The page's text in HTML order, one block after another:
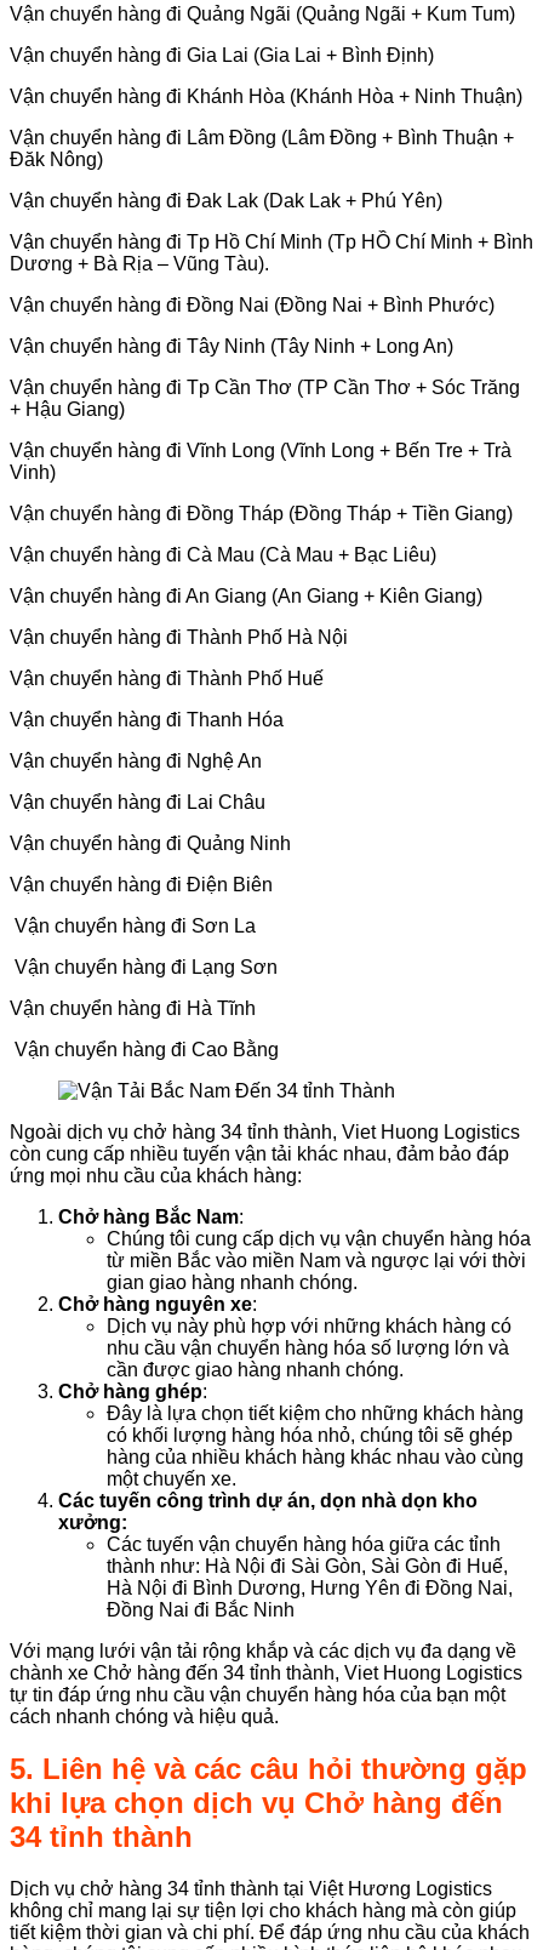
Vận chuyển hàng đi Quảng Ngãi (Quảng Ngãi + Kum Tum)
Vận chuyển hàng đi Gia Lai (Gia Lai + Bình Định)
Vận chuyển hàng đi Khánh Hòa (Khánh Hòa + Ninh Thuận)
Vận chuyển hàng đi Lâm Đồng (Lâm Đồng + Bình Thuận +
Đăk Nông)
Vận chuyển hàng đi Đak Lak (Dak Lak + Phú Yên)
Vận chuyển hàng đi Tp Hồ Chí Minh (Tp HỒ Chí Minh + Bình
Dương + Bà Rịa – Vũng Tàu).
Vận chuyển hàng đi Đồng Nai (Đồng Nai + Bình Phước)
Vận chuyển hàng đi Tây Ninh (Tây Ninh + Long An)
Vận chuyển hàng đi Tp Cần Thơ (TP Cần Thơ + Sóc Trăng
+ Hậu Giang)
Vận chuyển hàng đi Vĩnh Long (Vĩnh Long + Bến Tre + Trà
Vinh)
Vận chuyển hàng đi Đồng Tháp (Đồng Tháp + Tiền Giang)
Vận chuyển hàng đi Cà Mau (Cà Mau + Bạc Liêu)
Vận chuyển hàng đi An Giang (An Giang + Kiên Giang)
Vận chuyển hàng đi Thành Phố Hà Nội
Vận chuyển hàng đi Thành Phố Huế
Vận chuyển hàng đi Thanh Hóa
Vận chuyển hàng đi Nghệ An
Vận chuyển hàng đi Lai Châu
Vận chuyển hàng đi Quảng Ninh
Vận chuyển hàng đi Điện Biên
Vận chuyển hàng đi Sơn La
Vận chuyển hàng đi Lạng Sơn
Vận chuyển hàng đi Hà Tĩnh
Vận chuyển hàng đi Cao Bằng
Ngoài dịch vụ chở hàng 34 tỉnh thành, Viet Huong Logistics
còn cung cấp nhiều tuyến vận tải khác nhau, đảm bảo đáp
ứng mọi nhu cầu của khách hàng:
Chở hàng Bắc Nam:
Chúng tôi cung cấp dịch vụ vận chuyển hàng hóa
từ miền Bắc vào miền Nam và ngược lại với thời
gian giao hàng nhanh chóng.
Chở hàng nguyên xe:
Dịch vụ này phù hợp với những khách hàng có
nhu cầu vận chuyển hàng hóa số lượng lớn và
cần được giao hàng nhanh chóng.
Chở hàng ghép:
Đây là lựa chọn tiết kiệm cho những khách hàng
có khối lượng hàng hóa nhỏ, chúng tôi sẽ ghép
hàng của nhiều khách hàng khác nhau vào cùng
một chuyến xe.
Các tuyến công trình dự án, dọn nhà dọn kho
xưởng:
Các tuyến vận chuyển hàng hóa giữa các tỉnh
thành như: Hà Nội đi Sài Gòn, Sài Gòn đi Huế,
Hà Nội đi Bình Dương, Hưng Yên đi Đồng Nai,
Đồng Nai đi Bắc Ninh
Với mạng lưới vận tải rộng khắp và các dịch vụ đa dạng về
chành xe Chở hàng đến 34 tỉnh thành, Viet Huong Logistics
tự tin đáp ứng nhu cầu vận chuyển hàng hóa của bạn một
cách nhanh chóng và hiệu quả.
5. Liên hệ và các câu hỏi thường gặp
khi lựa chọn dịch vụ Chở hàng đến
34 tỉnh thành
Dịch vụ chở hàng 34 tỉnh thành tại Việt Hương Logistics
không chỉ mang lại sự tiện lợi cho khách hàng mà còn giúp
tiết kiệm thời gian và chi phí. Để đáp ứng nhu cầu của khách